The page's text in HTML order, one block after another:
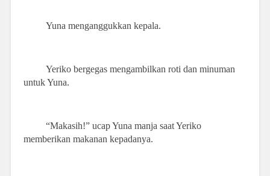
Yuna menganggukkan kepala.
Yeriko bergegas mengambilkan roti dan minuman
untuk Yuna.
“Makasih!” ucap Yuna manja saat Yeriko
memberikan makanan kepadanya.